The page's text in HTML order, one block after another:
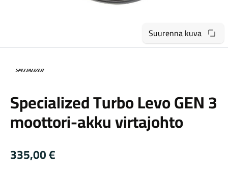
Maastosähköpyörät
Suurenna kuva
Specialized Turbo Levo GEN 3
moottori-akku virtajohto
335,00€